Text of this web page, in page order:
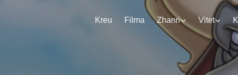
Kreu Filma Zhanri Vitet